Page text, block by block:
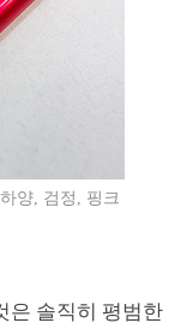
양, 검정, 핑크
은 솔직히 평범한